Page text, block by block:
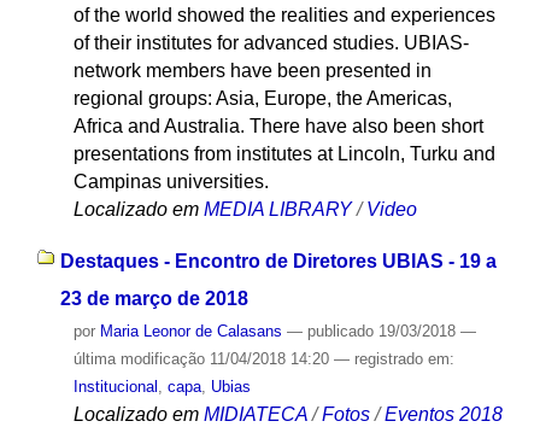
of the world showed the realities and experiences
of their institutes for advanced studies. UBIAS-
network members have been presented in
regional groups: Asia, Europe, the Americas,
Africa and Australia. There have also been short
presentations from institutes at Lincoln, Turku and
Campinas universities.
Localizado em MEDIA LIBRARY /Video
Destaques - Encontro de Diretores UBIAS - 19 a
23 de março de 2018
por Maria Leonor de Calasans — publicado19/03/2018 —
última modificação11/04/2018 14:20 — registrado em:
Institucional , capa, Ubias
Localizado em MIDIATECA /Fotos /Eventos 2018